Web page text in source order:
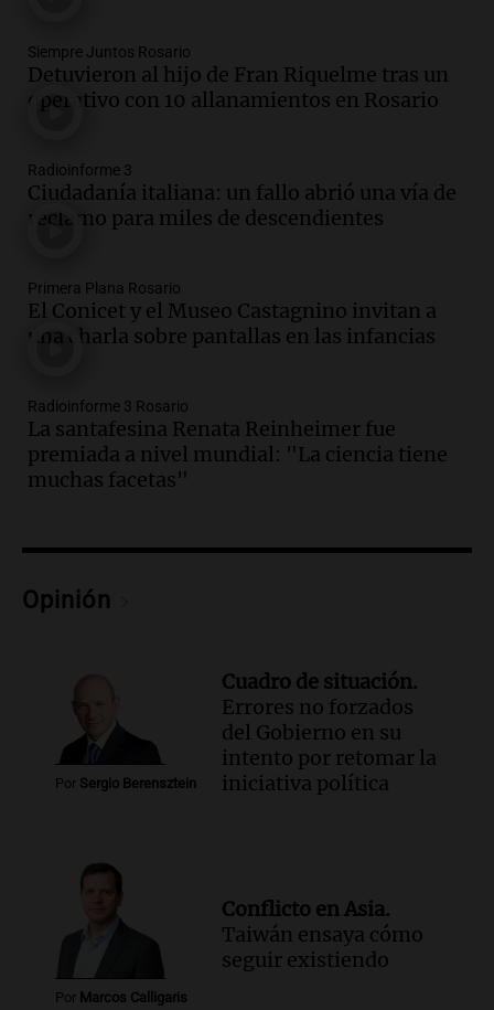
Audio. Los empleados públicos en
Córdoba ganan más del doble que los
privados, según un estudio
Audio.Cae colombiano acusado de venta
de droga por delivery en el microcentro
y plazas de Mendoza
Audio.Disminuyen las víctimas fatales
por accidentes de tránsito en el primer
Episodios
Audio.Disminuyen las víctimas fatales
por accidentes de tránsito en el primer
semestre de 2026
uso de cadenas en el Cerro Catedral y
La santafesina Renata
Reinheimer fue premiada a nivel
mundial: "La ciencia tiene muchas
facetas"
Noticias Rosario
en la autopista Tucumán-Famagüeya
cerca del puente Marianela
Episodios
Detienen a hombre con
elementos robados en Rafaela durante
Siempre Juntos Rosario
Detuvieron al hijo de Fran Riquelme tras un
operativo con 10 allanamientos en Rosario
Radioinforme 3
Ciudadanía italiana: un fallo abrió una vía de
reclamo para miles de descendientes
Primera Plana Rosario
El Conicet y el Museo Castagnino invitan a
una charla sobre pantallas en las infancias
Radioinforme 3 Rosario
La santafesina Renata Reinheimer fue
premiada a nivel mundial: "La ciencia tiene
muchas facetas"
Opinión
Por Sergio Berensztein
Cuadro de situación.
Errores no forzados
del Gobierno en su
intento por retomar la
iniciativa política
Por Marcos Calligaris
Conflicto en Asia.
Taiwán ensaya cómo
seguir existiendo